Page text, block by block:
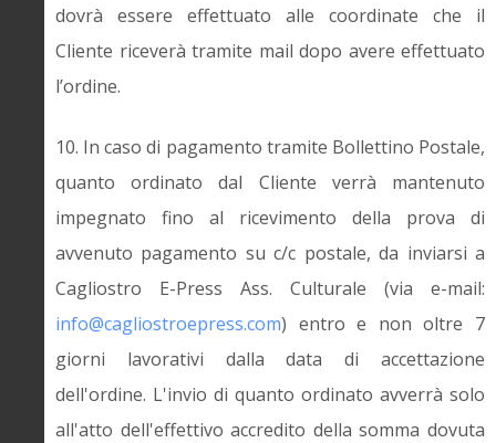
dovrà essere effettuato alle coordinate che il
Cliente riceverà tramite mail dopo avere effettuato
l’ordine.
10. In caso di pagamento tramite Bollettino Postale,
quanto ordinato dal Cliente verrà mantenuto
impegnato fino al ricevimento della prova di
avvenuto pagamento su c/c postale, da inviarsi a
Cagliostro E-Press Ass. Culturale (via e-mail:
info@cagliostroepress.com) entro e non oltre 7
giorni lavorativi dalla data di accettazione
dell'ordine. L'invio di quanto ordinato avverrà solo
all'atto dell'effettivo accredito della somma dovuta